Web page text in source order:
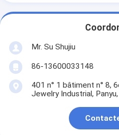
Mr. Su Shujiu
86-13600033148
401 n° 1 bâtiment n° 8,
Jewelry Industrial,